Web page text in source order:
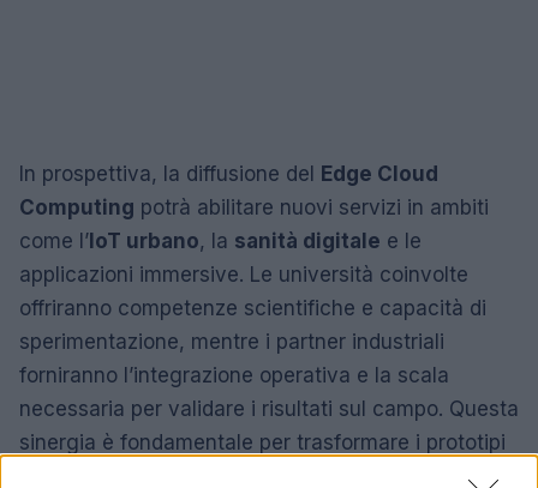
In prospettiva, la diffusione del Edge Cloud
Computing potrà abilitare nuovi servizi in ambiti
come l’IoT urbano, la sanità digitale e le
applicazioni immersive. Le università coinvolte
offriranno competenze scientifiche e capacità di
sperimentazione, mentre i partner industriali
forniranno l’integrazione operativa e la scala
necessaria per validare i risultati sul campo. Questa
sinergia è fondamentale per trasformare i prototipi